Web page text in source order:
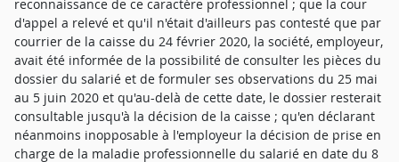
reconnaissance de ce caractère professionnel ; que la cour
d'appel a relevé et qu'il n'était d'ailleurs pas contesté que par
courrier de la caisse du 24 février 2020, la société, employeur,
avait été informée de la possibilité de consulter les pièces du
dossier du salarié et de formuler ses observations du 25 mai
au 5 juin 2020 et qu'au-delà de cette date, le dossier resterait
consultable jusqu'à la décision de la caisse ; qu'en déclarant
néanmoins inopposable à l'employeur la décision de prise en
charge de la maladie professionnelle du salarié en date du 8